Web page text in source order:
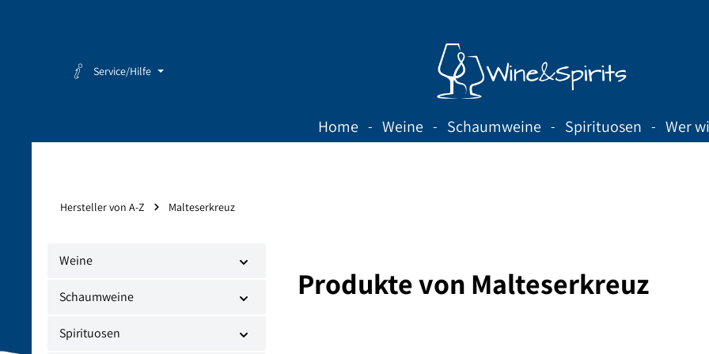
Service/Hilfe
Home Weine Schaumweine Spirituosen Wer
Hersteller von A-Z Malteserkreuz
Weine
Schaumweine
Spirituosen
Produkte von Malteserkreuz